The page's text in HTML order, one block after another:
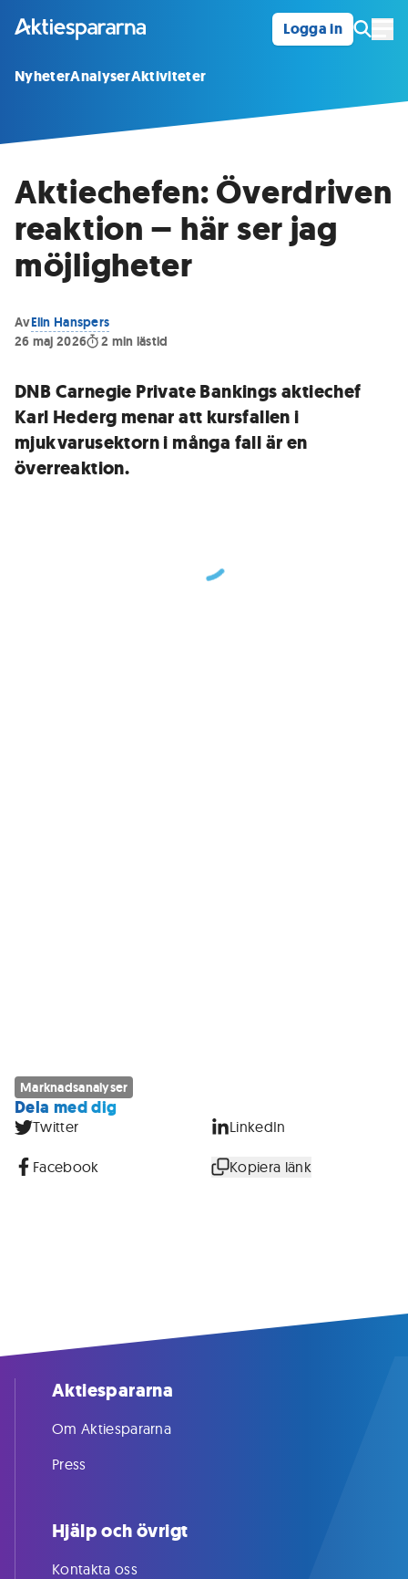
Logga in
NyheterAnalyserAktiviteter
Aktiechefen: Överdriven
reaktion – här ser jag
möjligheter
AvElin Hanspers
26 maj 2026
2 min lästid
DNB Carnegie Private Bankings aktiechef
Karl Hederg menar att kursfallen i
mjukvarusektorn i många fall är en
överreaktion.
Marknadsanalyser
Dela med dig
Twitter LinkedIn
Facebook Kopiera länk
Aktiespararna
Om Aktiespararna
Press
Hjälp och övrigt
Kontakta oss